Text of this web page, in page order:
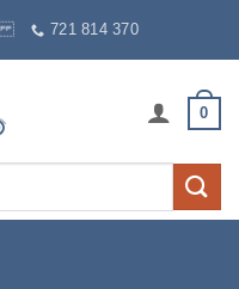
721 814 370
0